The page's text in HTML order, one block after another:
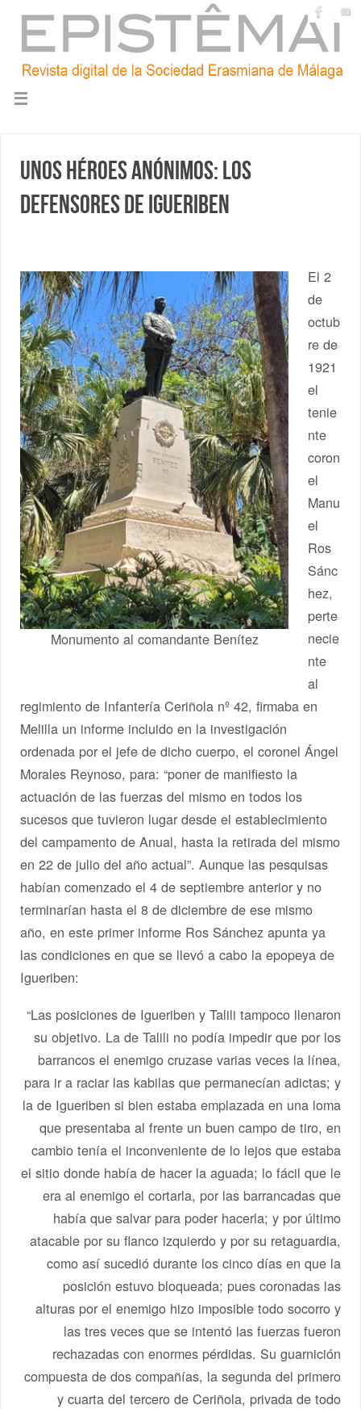
Unos héroes anónimos: los
defensores de Igueriben
Monumento al comandante Benítez
El 2
de
octub
re de
1921
el
tenie
nte
coron
el
Manu
el
Ros
Sánc
hez,
perte
necie
nte
al
regimiento de Infantería Ceriñola nº 42, firmaba en
Melilla un informe incluido en la investigación
ordenada por el jefe de dicho cuerpo, el coronel Ángel
Morales Reynoso, para: “poner de manifiesto la
actuación de las fuerzas del mismo en todos los
sucesos que tuvieron lugar desde el establecimiento
del campamento de Anual, hasta la retirada del mismo
en 22 de julio del año actual”. Aunque las pesquisas
habían comenzado el 4 de septiembre anterior y no
terminarían hasta el 8 de diciembre de ese mismo
año, en este primer informe Ros Sánchez apunta ya
las condiciones en que se llevó a cabo la epopeya de
Igueriben:
“Las posiciones de Igueriben y Talili tampoco llenaron
su objetivo. La de Talili no podía impedir que por los
barrancos el enemigo cruzase varias veces la línea,
para ir a raciar las kabilas que permanecían adictas; y
la de Igueriben si bien estaba emplazada en una loma
que presentaba al frente un buen campo de tiro, en
cambio tenía el inconveniente de lo lejos que estaba
el sitio donde había de hacer la aguada; lo fácil que le
era al enemigo el cortarla, por las barrancadas que
había que salvar para poder hacerla; y por último
atacable por su flanco izquierdo y por su retaguardia,
como así sucedió durante los cinco días en que la
posición estuvo bloqueada; pues coronadas las
alturas por el enemigo hizo imposible todo socorro y
las tres veces que se intentó las fuerzas fueron
rechazadas con enormes pérdidas. Su guarnición
compuesta de dos compañías, la segunda del primero
y cuarta del tercero de Ceriñola, privada de todo